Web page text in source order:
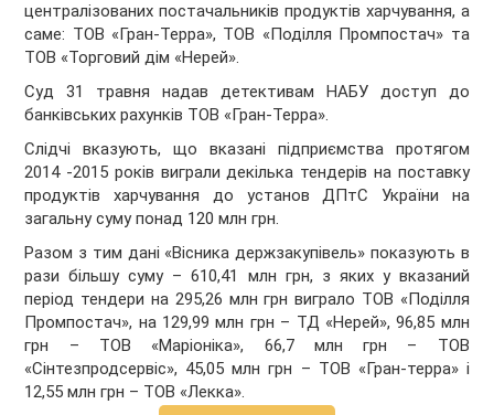
централізованих постачальників продуктів харчування, а
саме: ТОВ «Гран-Терра», ТОВ «Поділля Промпостач» та
ТОВ «Торговий дім «Нерей».
Суд 31 травня надав детективам НАБУ доступ до
банківських рахунків ТОВ «Гран-Терра».
Слідчі вказують, що вказані підприємства протягом
2014 -2015 років виграли декілька тендерів на поставку
продуктів харчування до установ ДПтС України на
загальну суму понад 120 млн грн.
Разом з тим дані «Вісника держзакупівель» показують в
рази більшу суму – 610,41 млн грн, з яких у вказаний
період тендери на 295,26 млн грн виграло ТОВ «Поділля
Промпостач», на 129,99 млн грн – ТД «Нерей», 96,85 млн
грн – ТОВ «Маріоніка», 66,7 млн грн – ТОВ
«Сінтезпродсервіс», 45,05 млн грн – ТОВ «Гран-терра» і
12,55 млн грн – ТОВ «Лекка».